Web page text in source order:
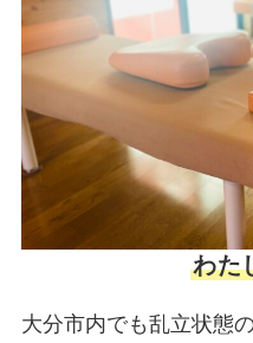
わた
大分市内でも乱立状態